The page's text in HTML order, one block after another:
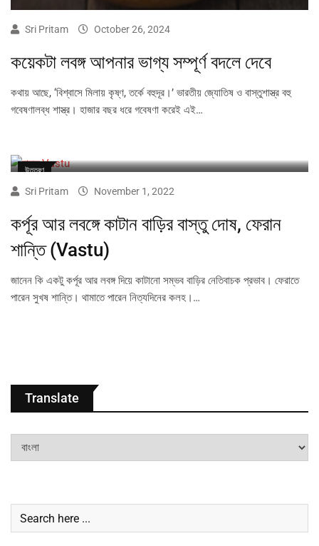
Sri Pritam October 26, 2024
কয়েকটা লবঙ্গ আপনার ভাগ্য সম্পূর্ণ বদলে দেবে
কথায় আছে, ‘বিশ্বাসে মিলায় কৃষ্ণ, তর্কে বহুদূর।’ ভারতীয় জ্যোতিষ ও বাস্তুশাস্ত্র বহু
গবেষণালব্ধ শাস্ত্র। হাজার বছর ধরে গবেষণা করেই এই…
উত্তরণ
Sri Pritam November 1, 2022
কর্পূর আর লবঙ্গে কাটান বাড়ির বাস্তু দোষ, ফেরান
শান্তি (Vastu)
জানেন কি একটু কর্পূর আর লবঙ্গ দিয়ে কাটানো সম্ভব বাড়ির নেতিবাচক প্রভাব। ফেরাতে
পারেন সুখষ শান্তি। থামাতে পারেন নিত্যদিনের কলহ।…
Translate